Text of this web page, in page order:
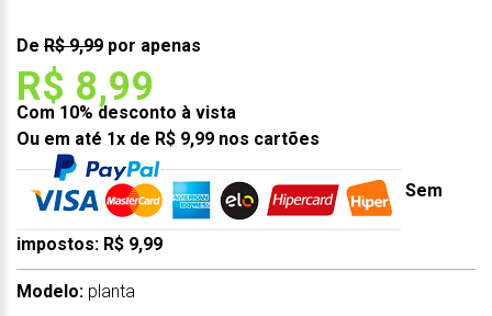
De R$ 9,99 por apenas
R$ 8,99
Com 10% desconto à vista
Ou em até 1x de R$ 9,99 nos cartões
Sem
impostos: R$ 9,99
Modelo: planta